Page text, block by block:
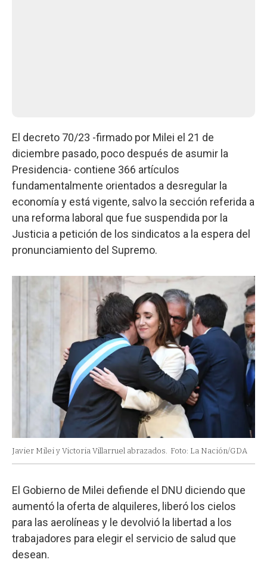
El decreto 70/23 -firmado por Milei el 21 de
diciembre pasado, poco después de asumir la
Presidencia- contiene 366 artículos
fundamentalmente orientados a desregular la
economía y está vigente, salvo la sección referida a
una reforma laboral que fue suspendida por la
Justicia a petición de los sindicatos a la espera del
pronunciamiento del Supremo.
Javier Milei y Victoria Villarruel abrazados. Foto: La Nación/GDA
El Gobierno de Milei defiende el DNU diciendo que
aumentó la oferta de alquileres, liberó los cielos
para las aerolíneas y le devolvió la libertad a los
trabajadores para elegir el servicio de salud que
desean.